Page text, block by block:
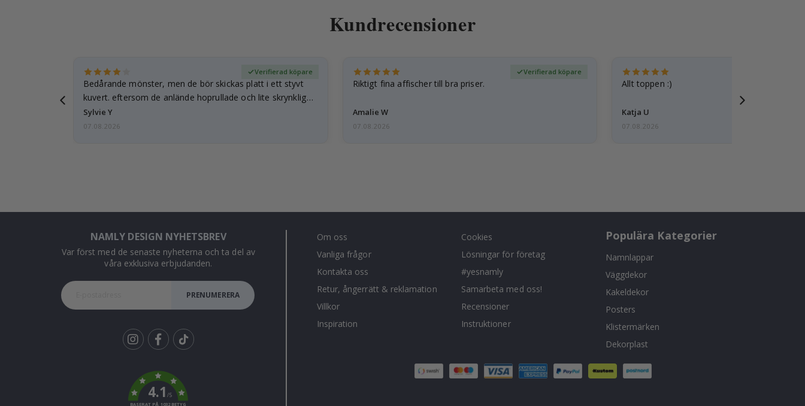
Kundrecensioner
Bedårande mönster, men de bör skickas platt i ett styvt
kuvert. eftersom de anlände hoprullade och lite skrynkliga,
…
Sylvie Y
Verifierad köpare
07.08.2026
Riktigt fina affischer till bra priser.
Amalie W
Verifierad köpare
07.08.2026
Allt toppen :)
Katja U
07.08.2026
NAMLY DESIGN NYHETSBREV
Var först med de senaste nyheterna och ta del av
våra exklusiva erbjudanden.
PRENUMERERA
k
4.1/5
BASERAT PÅ 1032 BETYG
Om oss
Vanliga frågor
Kontakta oss
Retur, ångerrätt & reklamation
Villkor
Inspiration
Cookies
Lösningar för företag
#yesnamly
Samarbeta med oss!
Recensioner
Instruktioner
Populära Kategorier
Namnlappar
Väggdekor
Kakeldekor
Posters
Klistermärken
Dekorplast